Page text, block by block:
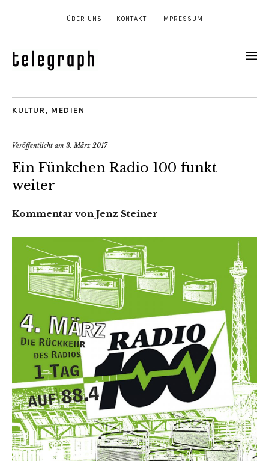
ÜBER UNS KONTAKT IMPRESSUM
KULTUR , MEDIEN
Veröffentlicht am 3. März 2017
Ein Fünkchen Radio 100 funkt
weiter
Kommentar von Jenz Steiner